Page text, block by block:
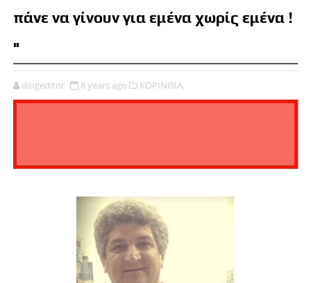
πάνε να γίνουν για εμένα χωρίς εμένα !
"
diogeditor 8 years ago ΚΟΡΙΝΘΙΑ,